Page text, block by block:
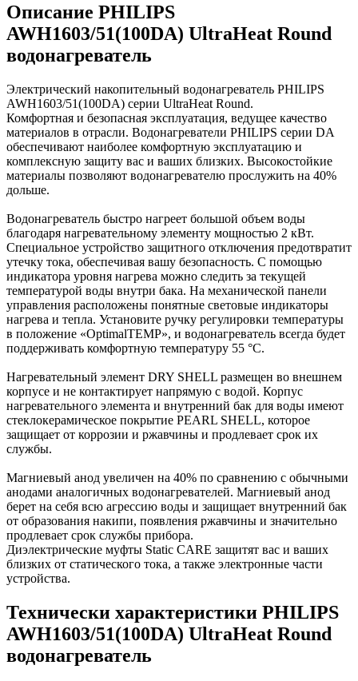
Описание PHILIPS
AWH1603/51(100DA) UltraHeat Round
водонагреватель
Электрический накопительный водонагреватель PHILIPS
AWH1603/51(100DA) серии UltraHeat Round.
Комфортная и безопасная эксплуатация, ведущее качество
материалов в отрасли. Водонагреватели PHILIPS серии DA
обеспечивают наиболее комфортную эксплуатацию и
комплексную защиту вас и ваших близких. Высокостойкие
материалы позволяют водонагревателю прослужить на 40%
дольше.
Водонагреватель быстро нагреет большой объем воды
благодаря нагревательному элементу мощностью 2 кВт.
Специальное устройство защитного отключения предотвратит
утечку тока, обеспечивая вашу безопасность. С помощью
индикатора уровня нагрева можно следить за текущей
температурой воды внутри бака. На механической панели
управления расположены понятные световые индикаторы
нагрева и тепла. Установите ручку регулировки температуры
в положение «OptimalTEMP», и водонагреватель всегда будет
поддерживать комфортную температуру 55 °C.
Нагревательный элемент DRY SHELL размещен во внешнем
корпусе и не контактирует напрямую с водой. Корпус
нагревательного элемента и внутренний бак для воды имеют
стеклокерамическое покрытие PEARL SHELL, которое
защищает от коррозии и ржавчины и продлевает срок их
службы.
Магниевый анод увеличен на 40% по сравнению с обычными
анодами аналогичных водонагревателей. Магниевый анод
берет на себя всю агрессию воды и защищает внутренний бак
от образования накипи, появления ржавчины и значительно
продлевает срок службы прибора.
Диэлектрические муфты Static CARE защитят вас и ваших
близких от статического тока, а также электронные части
устройства.
Технически характеристики PHILIPS
AWH1603/51(100DA) UltraHeat Round
водонагреватель